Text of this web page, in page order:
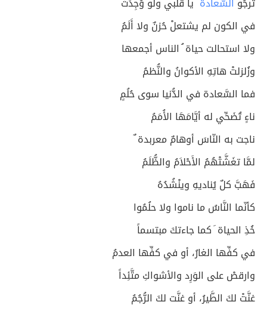
في الكون لم يشتعلْ حُزنٌ ولا أَلَمُ
ولا استحالت حياة ُ الناس أجمعها
وزُلزلتْ هاتِهِ الأكوانُ والنُّظمُ
فما السَّعادة في الدُّنيا سوى حُلُمٍ
ناءٍ تُضَحِّي له أيَّامَهَا الأُمَمُ
ناجت به النّاسَ أوهامٌ معربدة ٌ
لمَّا تغَشَّتْهُمُ الأَحْلاَمُ والظُّلَمُ
فَهَبَّ كلٌ يُناديهِ وينْشُدُهُ
كأنّما النَّاسُ ما ناموا ولا حلُمُوا
خُذِ الحياة َ كما جاءتكَ مبتسماً
في كفِّها الغارُ، أو في كفِّها العدمُ
وارقصْ على الوَرِد والأشواكِ متَّئِداً
غنَّتْ لكَ الطَّيرُ، أو غنَّت لكَ الرُّجُمُ